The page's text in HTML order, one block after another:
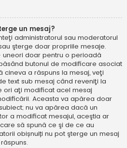
un mesaj?
administratorul sau moderatorul
şterge doar propriile mesaje.
doar pentru o perioadă
butonul de modificare asociat
cineva a răspuns la mesaj, veţi
text sub mesaj când reveniţi la
ori aţi modificat acel mesaj
Aceasta va apărea doar
nu va apărea dacă un
a modificat mesajul, aceştia ar
să spună ce şi de ce au
obișnuiți nu pot şterge un mesaj